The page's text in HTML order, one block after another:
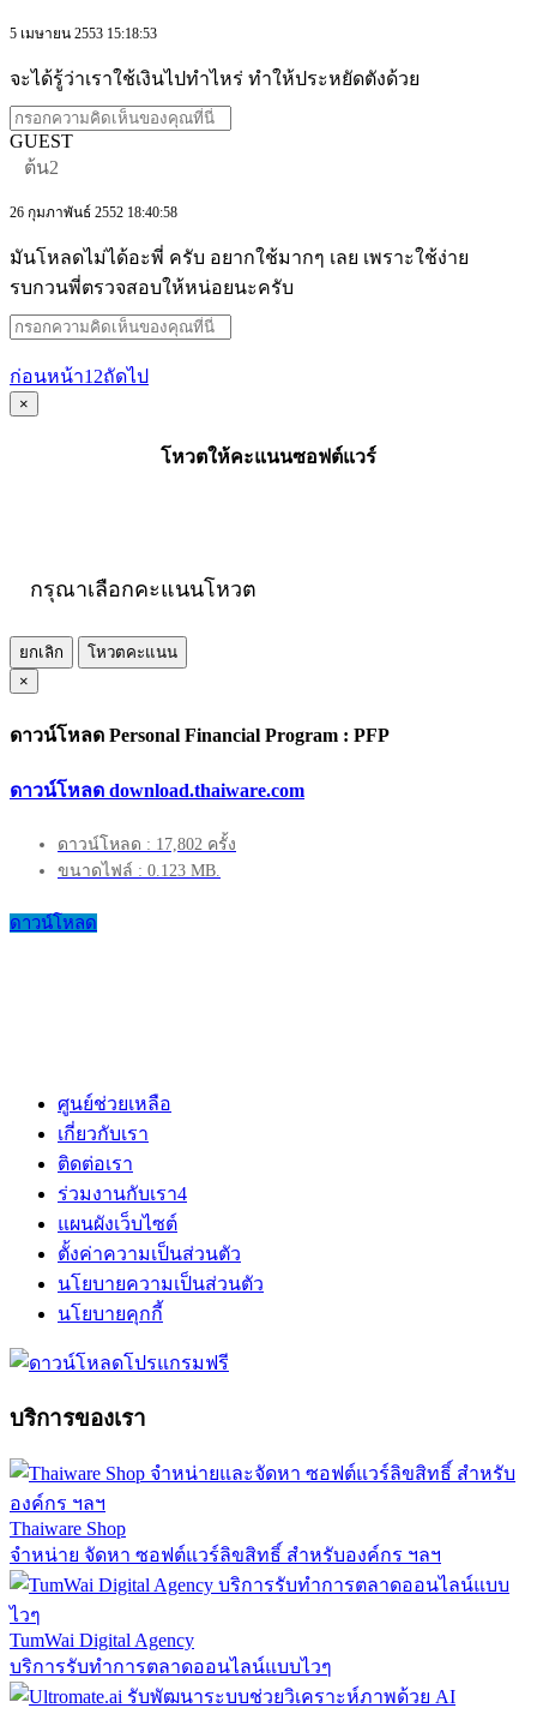
5 เมษายน 2553 15:18:53
จะได้รู้ว่าเราใช้เงินไปทำไหร่ ทำให้ประหยัดตังด้วย
GUEST
ต้น2
26 กุมภาพันธ์ 2552 18:40:58
มันโหลดไม่ได้อะพี่ ครับ อยากใช้มากๆ เลย เพราะใช้ง่าย
รบกวนพี่ตรวจสอบให้หน่อยนะครับ
ก่อนหน้า1 2ถัดไป
×
โหวตให้คะแนนซอฟต์แวร์
กรุณาเลือกคะแนนโหวต
ยกเลิก
โหวตคะแนน
×
ดาวน์โหลด Personal Financial Program : PFP
ดาวน์โหลด download.thaiware.com
ดาวน์โหลด : 17,802 ครั้ง
ขนาดไฟล์ : 0.123 MB.
ดาวน์โหลด
ศูนย์ช่วยเหลือ
เกี่ยวกับเรา
ติดต่อเรา
ร่วมงานกับเรา4
แผนผังเว็บไซต์
ตั้งค่าความเป็นส่วนตัว
นโยบายความเป็นส่วนตัว
นโยบายคุกกี้
บริการของเรา
Thaiware Shop
จำหน่าย จัดหา ซอฟต์แวร์ลิขสิทธิ์ สำหรับองค์กร ฯลฯ
TumWai Digital Agency
บริการรับทำการตลาดออนไลน์แบบไวๆ